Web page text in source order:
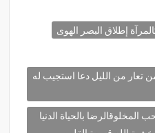
إطلاق البصر الهوى
تعار من الليل دعا استجيب له
المخلوقالرضا بالحياة الدنيا